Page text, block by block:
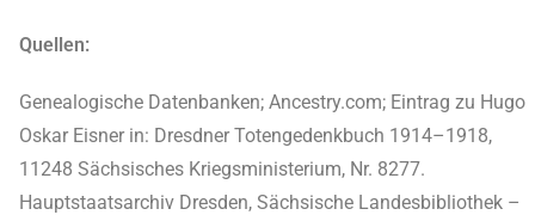
Quellen:
Genealogische Datenbanken; Ancestry.com; Eintrag zu Hugo
Oskar Eisner in: Dresdner Totengedenkbuch 1914–1918,
11248 Sächsisches Kriegsministerium, Nr. 8277.
Hauptstaatsarchiv Dresden, Sächsische Landesbibliothek –